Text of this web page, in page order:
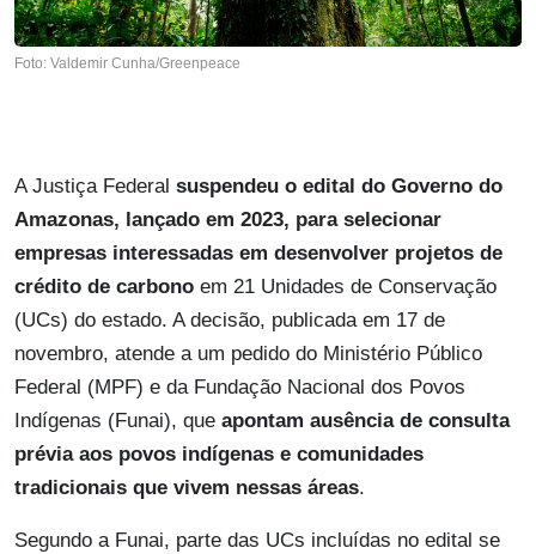
Foto: Valdemir Cunha/Greenpeace
A Justiça Federal suspendeu o edital do Governo do
Amazonas, lançado em 2023, para selecionar
empresas interessadas em desenvolver projetos de
crédito de carbono em 21 Unidades de Conservação
(UCs) do estado. A decisão, publicada em 17 de
novembro, atende a um pedido do Ministério Público
Federal (MPF) e da Fundação Nacional dos Povos
Indígenas (Funai), que apontam ausência de consulta
prévia aos povos indígenas e comunidades
tradicionais que vivem nessas áreas.
Segundo a Funai, parte das UCs incluídas no edital se